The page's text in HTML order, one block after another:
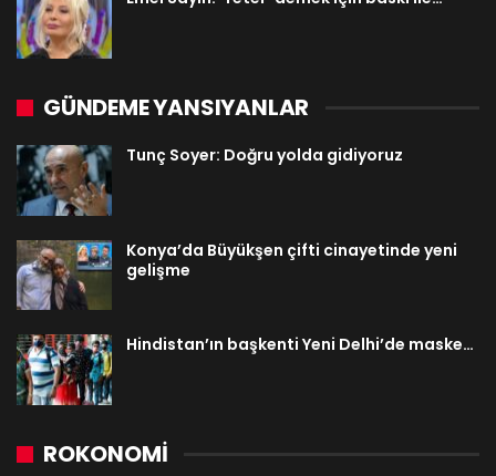
GÜNDEME YANSIYANLAR
Tunç Soyer: Doğru yolda gidiyoruz
Konya’da Büyükşen çifti cinayetinde yeni
gelişme
Hindistan’ın başkenti Yeni Delhi’de maske…
ROKONOMİ